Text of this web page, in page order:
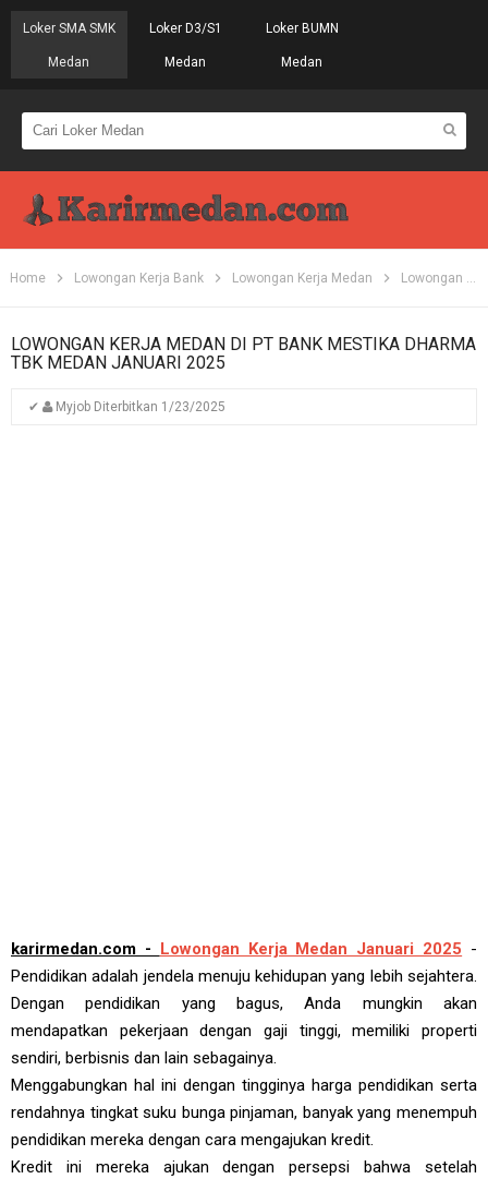
Loker SMA SMK
Medan
Loker D3/S1
Medan
Loker BUMN
Medan
Home Lowongan Kerja Bank Lowongan Kerja Medan Lowongan Kerja S1
LOWONGAN KERJA MEDAN DI PT BANK MESTIKA DHARMA
TBK MEDAN JANUARI 2025
✔ Myjob Diterbitkan 1/23/2025
karirmedan.com - Lowongan Kerja Medan Januari 2025 -
Pendidikan adalah jendela menuju kehidupan yang lebih sejahtera.
Dengan pendidikan yang bagus, Anda mungkin akan
mendapatkan pekerjaan dengan gaji tinggi, memiliki properti
sendiri, berbisnis dan lain sebagainya.
Menggabungkan hal ini dengan tingginya harga pendidikan serta
rendahnya tingkat suku bunga pinjaman, banyak yang menempuh
pendidikan mereka dengan cara mengajukan kredit.
Kredit ini mereka ajukan dengan persepsi bahwa setelah